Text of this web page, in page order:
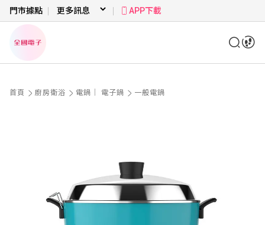
門市據點 APP下載
首頁 廚房衛浴 電鍋｜ 電子鍋 一般電鍋